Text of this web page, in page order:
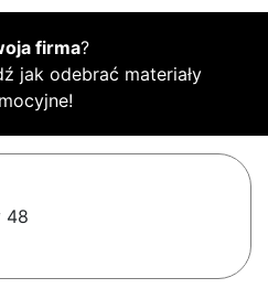
firma?
jak odebrać materiały
48